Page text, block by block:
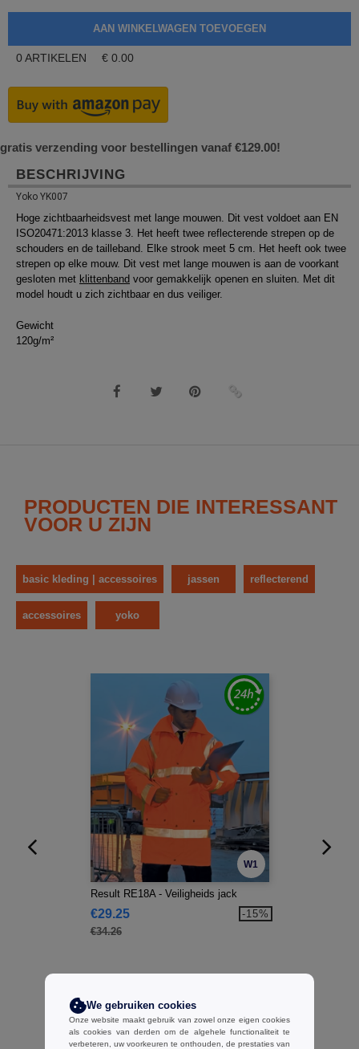
0 ARTIKELEN € 0.00
gratis verzending voor bestellingen vanaf €129.00!
BESCHRIJVING
Yoko YK007
Hoge zichtbaarheidsvest met lange mouwen. Dit vest voldoet aan EN
ISO20471:2013 klasse 3. Het heeft twee reflecterende strepen op de
schouders en de tailleband. Elke strook meet 5 cm. Het heeft ook twee
strepen op elke mouw. Dit vest met lange mouwen is aan de voorkant
gesloten met klittenband voor gemakkelijk openen en sluiten. Met dit
model houdt u zich zichtbaar en dus veiliger.
Gewicht
120g/m²
PRODUCTEN DIE INTERESSANT
VOOR U ZIJN
basic kleding | accessoires jassen reflecterend
accessoires yoko
W1
Result RE18A - Veiligheids jack
€29.25
€34.26
-15%
We gebruiken cookies
Onze website maakt gebruik van zowel onze eigen cookies
als cookies van derden om de algehele functionaliteit te
verbeteren, uw voorkeuren te onthouden, de prestaties van